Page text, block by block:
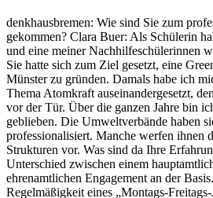
denkhausbremen: Wie sind Sie zum
gekommen? Clara Buer: Als Schülerin
und eine meiner Nachhilfeschülerinnen
Sie hatte sich zum Ziel gesetzt, eine
Münster zu gründen. Damals habe ich
Thema Atomkraft auseinandergesetzt,
vor der Tür. Über die ganzen Jahre bin
geblieben. Die Umweltverbände haben
professionalisiert. Manche werfen ihnen
Strukturen vor. Was sind da Ihre
Unterschied zwischen einem
ehrenamtlichen Engagement an der
Regelmäßigkeit eines „Montags-